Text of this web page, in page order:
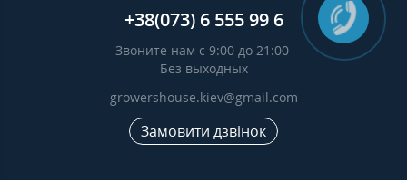
+38(073) 6 555 99 6
Звоните нам с 9:00 до 21:00
Без выходных
growershouse.kiev@gmail.com
Замовити дзвінок